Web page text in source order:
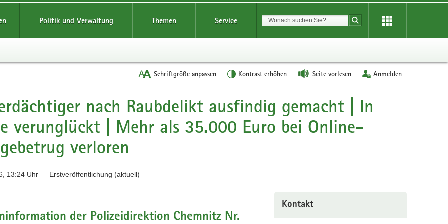
Politik und Verwaltung Themen Service Suchbegriff
Suche starten
Schriftgröße anpassen Kontrast erhöhen Seite vorlesen Anmelden
nach Raubdelikt ausfindig gemacht | In
verunglückt | Mehr als 35.000 Euro bei Online-
verloren
13:24 Uhr — Erstveröffentlichung (aktuell)
der Polizeidirektion Chemnitz Nr.
Kontakt